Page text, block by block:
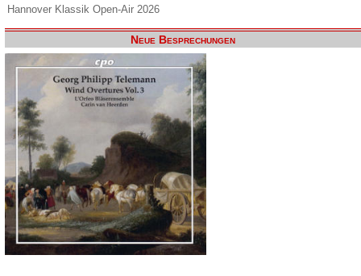
Hannover Klassik Open-Air 2026
Neue Besprechungen